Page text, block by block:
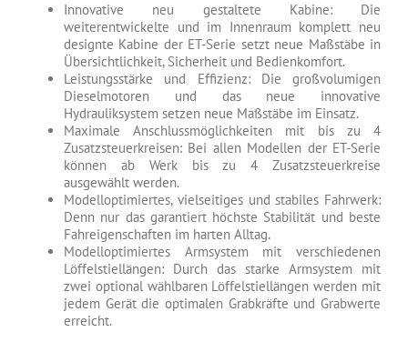
Innovative neu gestaltete Kabine: Die
weiterentwickelte und im Innenraum komplett neu
designte Kabine der ET-Serie setzt neue Maßstäbe in
Übersichtlichkeit, Sicherheit und Bedienkomfort.
Leistungsstärke und Effizienz: Die großvolumigen
Dieselmotoren und das neue innovative
Hydrauliksystem setzen neue Maßstäbe im Einsatz.
Maximale Anschlussmöglichkeiten mit bis zu 4
Zusatzsteuerkreisen: Bei allen Modellen der ET-Serie
können ab Werk bis zu 4 Zusatzsteuerkreise
ausgewählt werden.
Modelloptimiertes, vielseitiges und stabiles Fahrwerk:
Denn nur das garantiert höchste Stabilität und beste
Fahreigenschaften im harten Alltag.
Modelloptimiertes Armsystem mit verschiedenen
Löffelstiellängen: Durch das starke Armsystem mit
zwei optional wählbaren Löffelstiellängen werden mit
jedem Gerät die optimalen Grabkräfte und Grabwerte
erreicht.